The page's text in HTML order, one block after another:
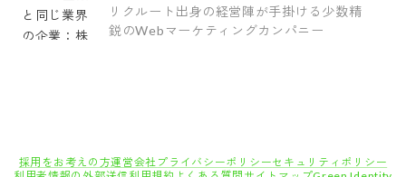
リクルート出身の経営陣が手掛ける少数精
鋭のWebマーケティングカンパニー
採用をお考えの方運営会社 プライバシーポリシーセキュリティポリシー